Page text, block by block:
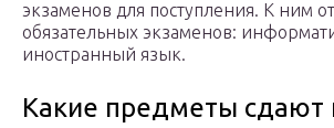
экзаменов для поступления. К ним
обязательных экзаменов:
иностранный язык.
Какие предметы сдают